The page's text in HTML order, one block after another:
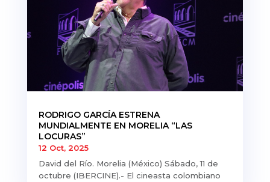
RODRIGO GARCÍA ESTRENA
MUNDIALMENTE EN MORELIA “LAS
LOCURAS”
12 Oct, 2025
David del Río. Morelia (México) Sábado, 11 de
octubre (IBERCINE).- El cineasta colombiano